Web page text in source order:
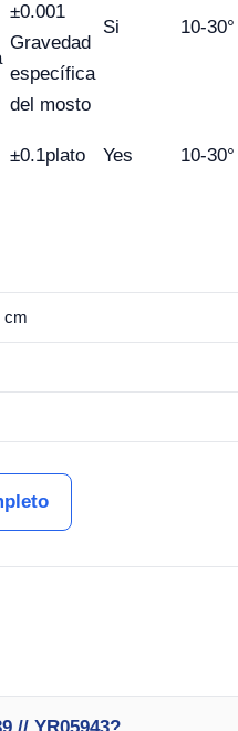
±0.001
Gravedad
específica
del mosto
Si 10-
±0.1plato Yes 10-
cm